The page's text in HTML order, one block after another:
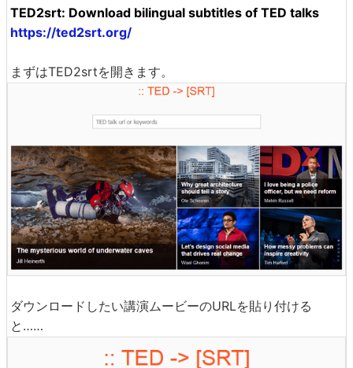
TED2srt: Download bilingual subtitles of TED talks
https://ted2srt.org/
まずはTED2srtを開きます。
ダウンロードしたい講演ムービーのURLを貼り付ける
と……